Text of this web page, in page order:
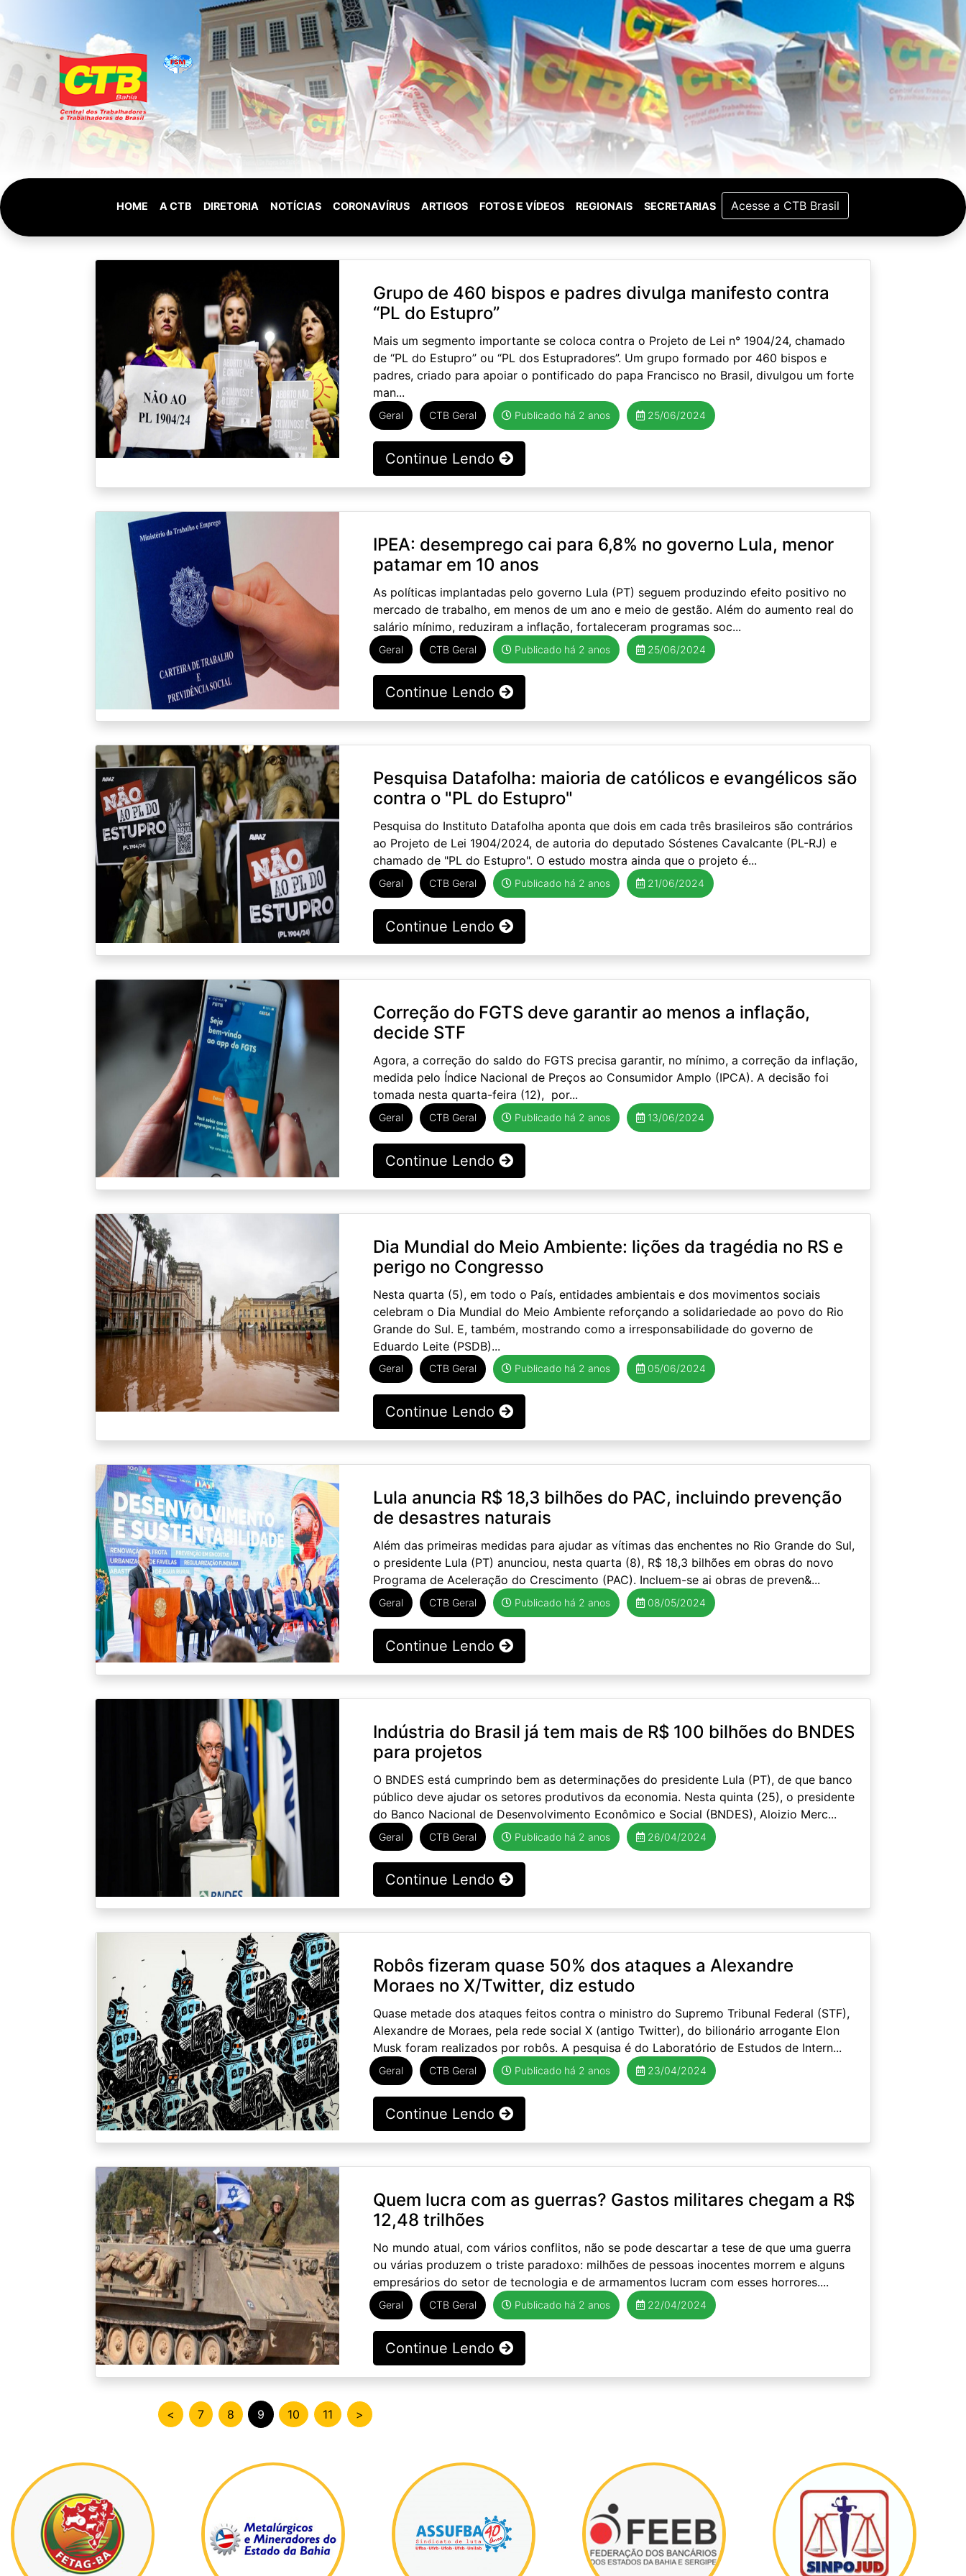
HOME A CTB DIRETORIA NOTÍCIAS CORONAVÍRUS ARTIGOS FOTOS E VÍDEOS REGIONAIS SECRETARIAS Acesse a CTB Brasil
Grupo de 460 bispos e padres divulga manifesto contra
“PL do Estupro”
Mais um segmento importante se coloca contra o Projeto de Lei n° 1904/24, chamado
de “PL do Estupro” ou “PL dos Estupradores”. Um grupo formado por 460 bispos e
padres, criado para apoiar o pontificado do papa Francisco no Brasil, divulgou um forte
man...
Geral CTB Geral Publicado há 2 anos 25/06/2024
Continue Lendo
IPEA: desemprego cai para 6,8% no governo Lula, menor
patamar em 10 anos
As políticas implantadas pelo governo Lula (PT) seguem produzindo efeito positivo no
mercado de trabalho, em menos de um ano e meio de gestão. Além do aumento real do
salário mínimo, reduziram a inflação, fortaleceram programas soc...
Geral CTB Geral Publicado há 2 anos 25/06/2024
Continue Lendo
Pesquisa Datafolha: maioria de católicos e evangélicos são
contra o "PL do Estupro"
Pesquisa do Instituto Datafolha aponta que dois em cada três brasileiros são contrários
ao Projeto de Lei 1904/2024, de autoria do deputado Sóstenes Cavalcante (PL-RJ) e
chamado de "PL do Estupro". O estudo mostra ainda que o projeto é...
Geral CTB Geral Publicado há 2 anos 21/06/2024
Continue Lendo
Correção do FGTS deve garantir ao menos a inflação,
decide STF
Agora, a correção do saldo do FGTS precisa garantir, no mínimo, a correção da inflação,
medida pelo Índice Nacional de Preços ao Consumidor Amplo (IPCA). A decisão foi
tomada nesta quarta-feira (12), por...
Geral CTB Geral Publicado há 2 anos 13/06/2024
Continue Lendo
Dia Mundial do Meio Ambiente: lições da tragédia no RS e
perigo no Congresso
Nesta quarta (5), em todo o País, entidades ambientais e dos movimentos sociais
celebram o Dia Mundial do Meio Ambiente reforçando a solidariedade ao povo do Rio
Grande do Sul. E, também, mostrando como a irresponsabilidade do governo de
Eduardo Leite (PSDB)...
Geral CTB Geral Publicado há 2 anos 05/06/2024
Continue Lendo
Lula anuncia R$ 18,3 bilhões do PAC, incluindo prevenção
de desastres naturais
Além das primeiras medidas para ajudar as vítimas das enchentes no Rio Grande do Sul,
o presidente Lula (PT) anunciou, nesta quarta (8), R$ 18,3 bilhões em obras do novo
Programa de Aceleração do Crescimento (PAC). Incluem-se ai obras de preven&...
Geral CTB Geral Publicado há 2 anos 08/05/2024
Continue Lendo
Indústria do Brasil já tem mais de R$ 100 bilhões do BNDES
para projetos
O BNDES está cumprindo bem as determinações do presidente Lula (PT), de que banco
público deve ajudar os setores produtivos da economia. Nesta quinta (25), o presidente
do Banco Nacional de Desenvolvimento Econômico e Social (BNDES), Aloizio Merc...
Geral CTB Geral Publicado há 2 anos 26/04/2024
Continue Lendo
Robôs fizeram quase 50% dos ataques a Alexandre
Moraes no X/Twitter, diz estudo
Quase metade dos ataques feitos contra o ministro do Supremo Tribunal Federal (STF),
Alexandre de Moraes, pela rede social X (antigo Twitter), do bilionário arrogante Elon
Musk foram realizados por robôs. A pesquisa é do Laboratório de Estudos de Intern...
Geral CTB Geral Publicado há 2 anos 23/04/2024
Continue Lendo
Quem lucra com as guerras? Gastos militares chegam a R$
12,48 trilhões
No mundo atual, com vários conflitos, não se pode descartar a tese de que uma guerra
ou várias produzem o triste paradoxo: milhões de pessoas inocentes morrem e alguns
empresários do setor de tecnologia e de armamentos lucram com esses horrores....
Geral CTB Geral Publicado há 2 anos 22/04/2024
Continue Lendo
< 7 8 9 10 11 >